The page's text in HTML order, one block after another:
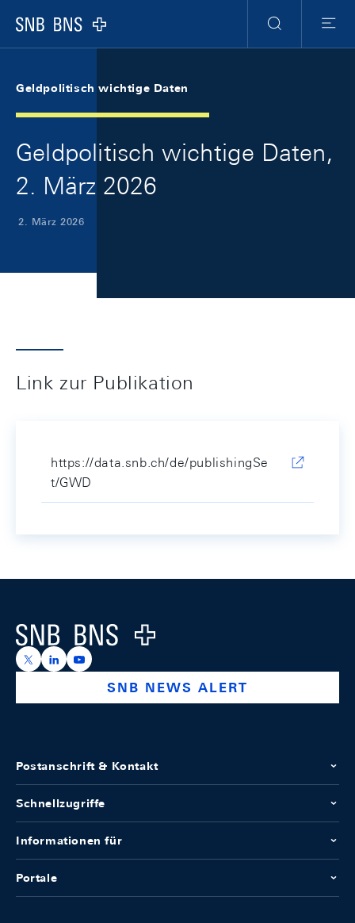
Logo
Suche
Menu
Geldpolitisch wichtige Daten
Geldpolitisch wichtige Daten,
2. März 2026
2. März 2026
Link zur Publikation
https://data.snb.ch/de/publishingSe
t/GWD
Logo
https://x.com/snb_bns
https://ch.linkedin.com/company/swiss-national-
https://www.youtube.com/@swissnationalbank
SNB NEWS ALERT
Postanschrift & Kontakt
Schnellzugriffe
Informationen für
Portale